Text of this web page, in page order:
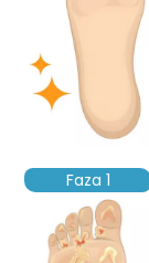
Faza 1